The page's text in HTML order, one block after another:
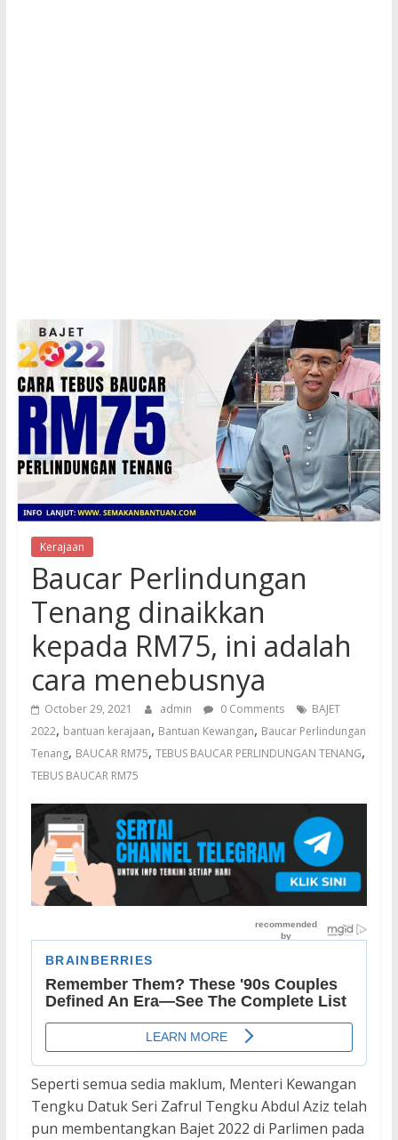
Kerajaan
Baucar Perlindungan
Tenang dinaikkan
kepada RM75, ini adalah
cara menebusnya
October 29, 2021 admin 0 Comments
BAJET
2022, bantuan kerajaan, Bantuan Kewangan, Baucar Perlindungan
Tenang, BAUCAR RM75, TEBUS BAUCAR PERLINDUNGAN TENANG,
TEBUS BAUCAR RM75
Seperti semua sedia maklum, Menteri Kewangan
Tengku Datuk Seri Zafrul Tengku Abdul Aziz telah
pun membentangkan Bajet 2022 di Parlimen pada